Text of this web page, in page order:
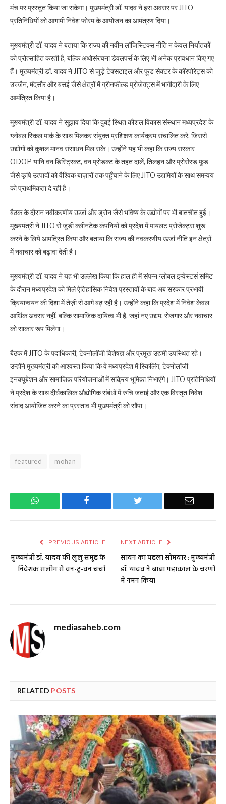
मंच पर प्रस्तुत किया जा सकेगा। मुख्यमंत्री डॉ. यादव ने इस अवसर पर JITO
प्रतिनिधियों को आगामी निवेश फोरम के आयोजन का आमंत्रण दिया।
मुख्यमंत्री डॉ. यादव ने बताया कि राज्य की नवीन लॉजिस्टिक्स नीति न केवल निर्यातकों
को प्रोत्साहित करती है, बल्कि अधोसंरचना डेवलपर्स के लिए भी अनेक प्रावधान किए गए
हैं। मुख्यमंत्री डॉ. यादव ने JITO से जुड़े टेक्सटाइल और फूड सेक्टर के कॉरपोरेट्स को
उज्जैन, मंदसौर और बसई जैसे क्षेत्रों में ग्रीनफील्ड प्रोजेक्ट्स में भागीदारी के लिए
आमंत्रित किया है।
मुख्यमंत्री डॉ. यादव ने सुझाव दिया कि दुबई स्थित कौशल विकास संस्थान मध्यप्रदेश के
ग्लोबल स्किल पार्क के साथ मिलकर संयुक्त प्रशिक्षण कार्यक्रम संचालित करे, जिससे
उद्योगों को कुशल मानव संसाधन मिल सके। उन्होंने यह भी कहा कि राज्य सरकार
ODOP यानि वन डिस्ट्रिक्ट, वन प्रोडक्ट के तहत दालें, तिलहन और प्रोसेस्ड फूड
जैसे कृषि उत्पादों को वैश्विक बाज़ारों तक पहुँचाने के लिए JITO उद्यमियों के साथ समन्वय
को प्राथमिकता दे रही है।
बैठक के दौरान नवीकरणीय ऊर्जा और ड्रोन जैसे भविष्य के उद्योगों पर भी बातचीत हुई।
मुख्यमंत्री ने JITO से जुड़ी क्लीनटेक कंपनियों को प्रदेश में पायलट प्रोजेक्ट्स शुरू
करने के लिये आमंत्रित किया और बताया कि राज्य की नवकरणीय ऊर्जा नीति इन क्षेत्रों
में नवाचार को बढ़ावा देती है।
मुख्यमंत्री डॉ. यादव ने यह भी उल्लेख किया कि हाल ही में संपन्न ग्लोबल इन्वेस्टर्स समिट
के दौरान मध्यप्रदेश को मिले ऐतिहासिक निवेश प्रस्तावों के बाद अब सरकार प्रभावी
क्रियान्वयन की दिशा में तेज़ी से आगे बढ़ रही है। उन्होंने कहा कि प्रदेश में निवेश केवल
आर्थिक अवसर नहीं, बल्कि सामाजिक दायित्व भी है, जहां नए उद्यम, रोजगार और नवाचार
को साकार रूप मिलेगा।
बैठक में JITO के पदाधिकारी, टेक्नोलॉजी विशेषज्ञ और प्रमुख उद्यमी उपस्थित रहे।
उन्होंने मुख्यमंत्री को आश्वस्त किया कि वे मध्यप्रदेश में स्किलिंग, टेक्नोलॉजी
इनक्यूबेशन और सामाजिक परियोजनाओं में सक्रिय भूमिका निभाएंगे। JITO प्रतिनिधियों
ने प्रदेश के साथ दीर्घकालिक औद्योगिक संबंधों में रुचि जताई और एक विस्तृत निवेश
संवाद आयोजित करने का प्रस्ताव भी मुख्यमंत्री को सौंपा।
featured mohan
WhatsApp Facebook Twitter Email
PREVIOUS ARTICLE
मुख्यमंत्री डॉ. यादव की लुलु समूह के
निदेशक सलीम से वन-टू-वन चर्चा
NEXT ARTICLE
सावन का पहला सोमवार : मुख्यमंत्री
डॉ. यादव ने बाबा महाकाल के चरणों
में नमन किया
mediasaheb.com
RELATED POSTS